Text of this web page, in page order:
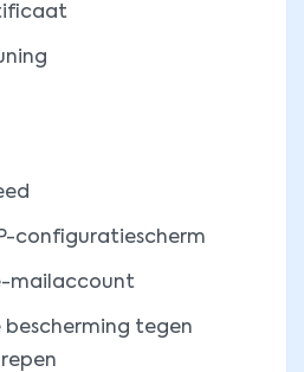
configuratiescherm
mailaccount
bescherming tegen